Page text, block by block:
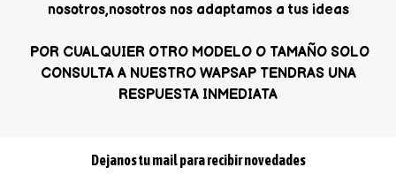
nosotros,nosotros nos adaptamos a tus ideas
POR CUALQUIER OTRO MODELO O TAMAÑO SOLO
CONSULTA A NUESTRO WAPSAP TENDRAS UNA
RESPUESTA INMEDIATA
Dejanos tu mail para recibir novedades